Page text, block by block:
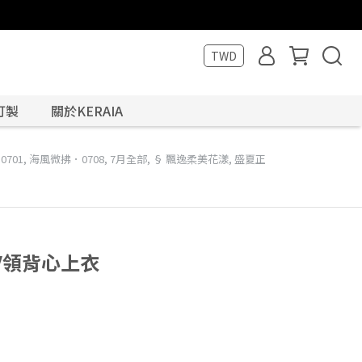
TWD
製 關於KERAIA
, 海風微拂．0708, 7月全部, § 飄逸柔美花漾, 盛夏正
背心上衣